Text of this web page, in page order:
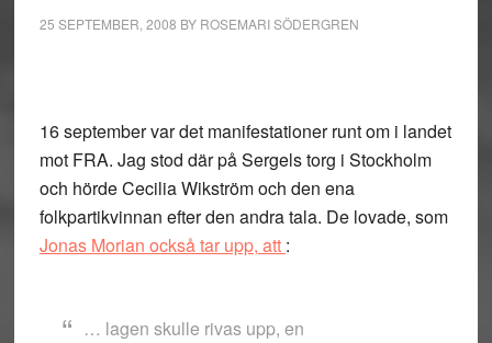
25 SEPTEMBER, 2008 BY ROSEMARI SÖDERGREN
16 september var det manifestationer runt om i landet
mot FRA. Jag stod där på Sergels torg i Stockholm
och hörde Cecilia Wikström och den ena
folkpartikvinnan efter den andra tala. De lovade, som
Jonas Morian också tar upp, att :
… lagen skulle rivas upp, en